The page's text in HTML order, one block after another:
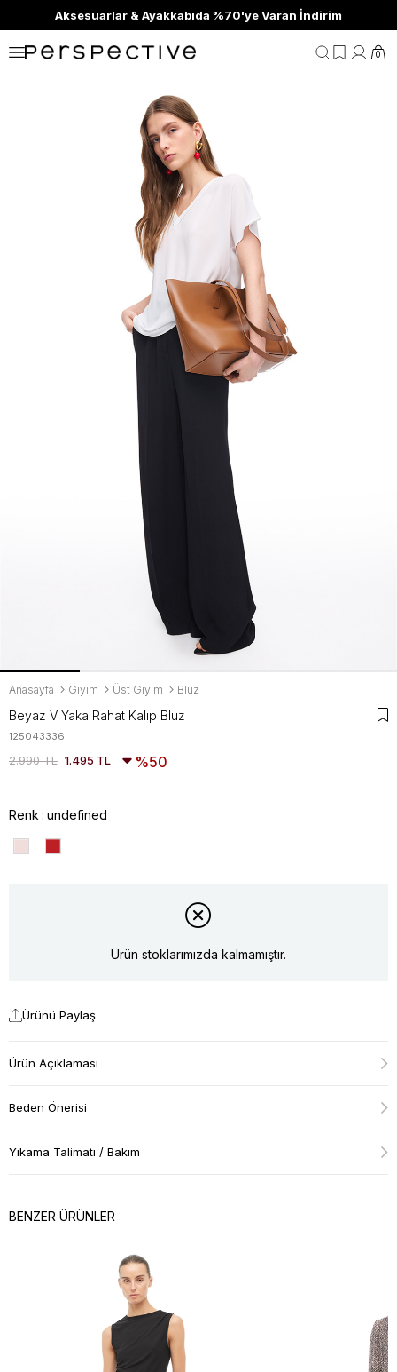
Aksesuarlar & Ayakkabıda %70'ye Varan İndirim
0
Anasayfa Giyim Üst Giyim Bluz
Beyaz V Yaka Rahat Kalıp Bluz
125043336
2.990 TL 1.495 TL 50
Renk undefined
Ürün stoklarımızda kalmamıştır.
Ürünü Paylaş
Ürün Açıklaması
Beden Önerisi
Yıkama Talimatı / Bakım
BENZER ÜRÜNLER